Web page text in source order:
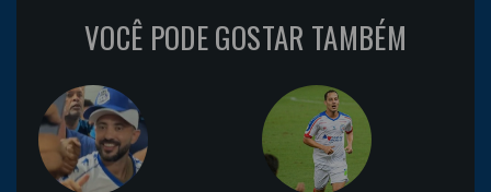
VOCÊ PODE GOSTAR TAMBÉM